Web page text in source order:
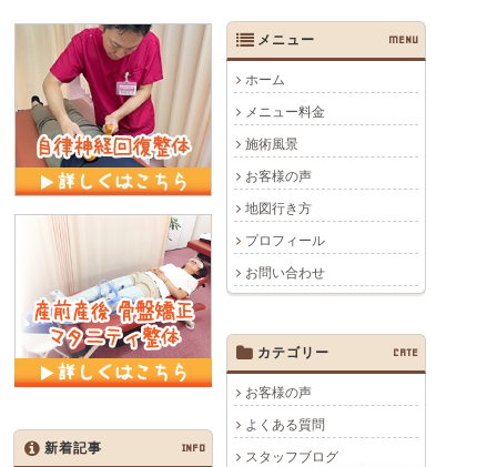
メニュー MENU
ホーム
メニュー料金
施術風景
お客様の声
地図行き方
プロフィール
お問い合わせ
カテゴリー CATE
お客様の声
よくある質問
スタッフブログ
新着記事 INFO